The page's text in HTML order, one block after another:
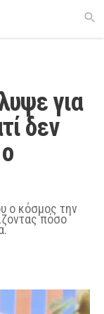
για
δεν
ο κόσμος την
πόσο